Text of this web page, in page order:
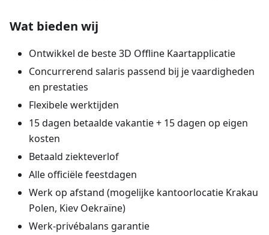
Wat bieden wij
Ontwikkel de beste 3D Offline Kaartapplicatie
Concurrerend salaris passend bij je vaardigheden
en prestaties
Flexibele werktijden
15 dagen betaalde vakantie + 15 dagen op eigen
kosten
Betaald ziekteverlof
Alle officiële feestdagen
Werk op afstand (mogelijke kantoorlocatie Krakau
Polen, Kiev Oekraïne)
Werk-privébalans garantie